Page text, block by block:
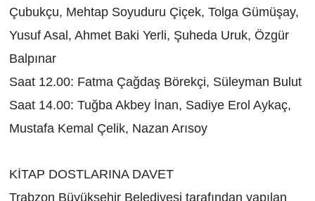
Çubukçu, Mehtap Soyuduru Çiçek, Tolga Gümüşay,
Yusuf Asal, Ahmet Baki Yerli, Şuheda Uruk, Özgür
Balpınar
Saat 12.00: Fatma Çağdaş Börekçi, Süleyman Bulut
Saat 14.00: Tuğba Akbey İnan, Sadiye Erol Aykaç,
Mustafa Kemal Çelik, Nazan Arısoy
KİTAP DOSTLARINA DAVET
Trabzon Büyükşehir Belediyesi tarafından yapılan